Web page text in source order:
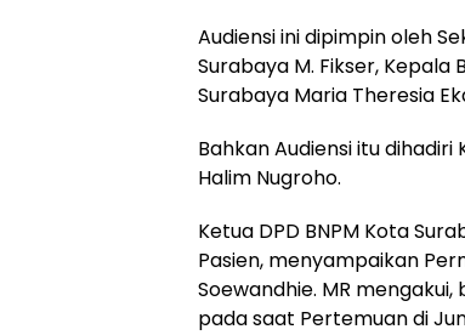
Audiensi ini dipimpin oleh
Surabaya M. Fikser,
Surabaya Maria Theresia
Bahkan Audiensi itu
Halim Nugroho.
Ketua DPD BNPM Kota
Pasien, menyampaikan
Soewandhie. MR
pada saat Pertemuan di